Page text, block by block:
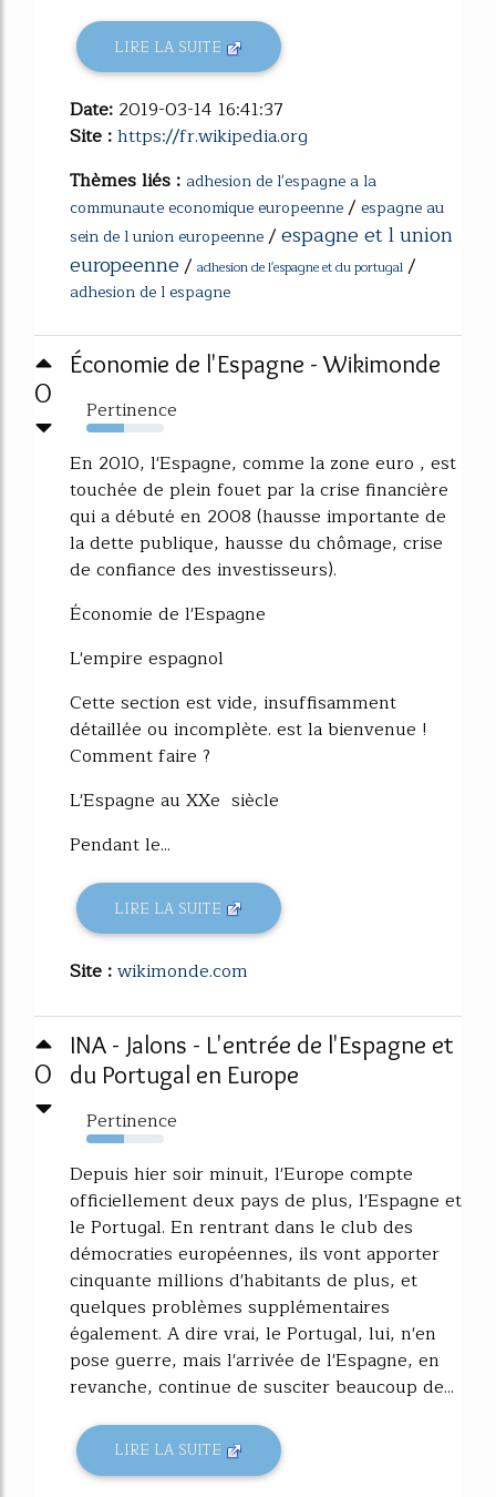
LIRE LA SUITE
Date: 2019-03-14 16:41:37
Site :https://fr.wikipedia.org
Thèmes liés : adhesion de l'espagne a la
communaute economique europeenne/ espagne au
sein de l union europeenne/espagne et l union
europeenne/ adhesion de l'espagne et du portugal /
adhesion de l espagne
0
Économie de l'Espagne - Wikimonde
Pertinence
49%
En 2010, l'Espagne, comme la zone euro , est
touchée de plein fouet par la crise financière
qui a débuté en 2008 (hausse importante de
la dette publique, hausse du chômage, crise
de confiance des investisseurs).
Économie de l'Espagne
L'empire espagnol
Cette section est vide, insuffisamment
détaillée ou incomplète. est la bienvenue !
Comment faire ?
L'Espagne au XXe siècle
Pendant le...
LIRE LA SUITE
Site :wikimonde.com
0
INA - Jalons - L'entrée de l'Espagne et
du Portugal en Europe
Pertinence
49%
Depuis hier soir minuit, l'Europe compte
officiellement deux pays de plus, l'Espagne et
le Portugal. En rentrant dans le club des
démocraties européennes, ils vont apporter
cinquante millions d'habitants de plus, et
quelques problèmes supplémentaires
également. A dire vrai, le Portugal, lui, n'en
pose guerre, mais l'arrivée de l'Espagne, en
revanche, continue de susciter beaucoup de...
LIRE LA SUITE